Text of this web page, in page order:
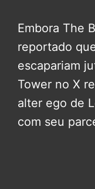
Embora The
reportado
escapariam
Tower no X
alter ego de
com seu